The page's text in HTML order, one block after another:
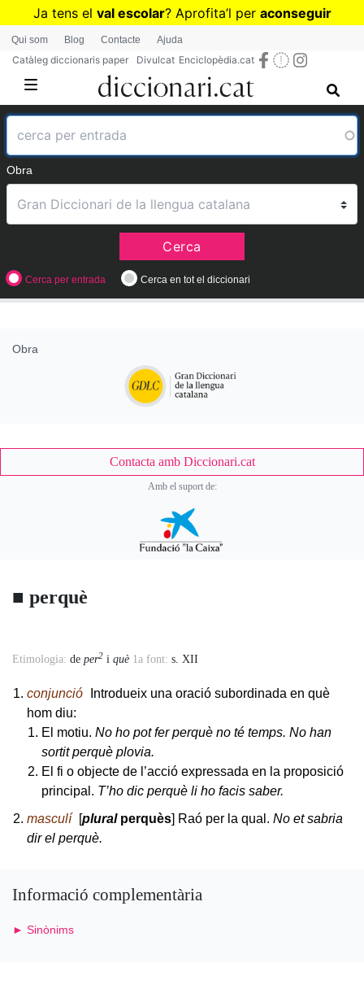
Vés
contingut
Ja tens el val escolar? Aprofita’l per aconseguir
diccionaris per a Primària o Secundària
Qui som Blog Contacte Ajuda
Catàleg diccionaris paper Divulcat Enciclopèdia.cat
Obra
Cerca
Cerca per entrada Cerca en tot el diccionari
■ perquè
Accessory
Etimologia: de per2 i què 1a font: s. XII
Body
conjunció
Introdueix una oració subordinada en què
hom diu:
El motiu. No ho pot fer perquè no té temps. No han
sortit perquè plovia.
El fi o objecte de l’acció expressada en la proposició
principal. T’ho dic perquè li ho facis saber.
masculí
[pluralperquès] Raó per la qual. No et sabria
dir el perquè.
Obra
Contacta amb Diccionari.cat
Amb el suport de:
Informació complementària
► Sinònims